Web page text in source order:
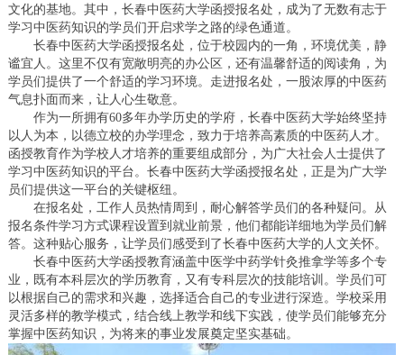
文化的基地。其中，长春中医药大学函授报名处，成为了无数有志于
学习中医药知识的学员们开启求学之路的绿色通道。
长春中医药大学函授报名处，位于校园内的一角，环境优美，静
谧宜人。这里不仅有宽敞明亮的办公区，还有温馨舒适的阅读角，为
学员们提供了一个舒适的学习环境。走进报名处，一股浓厚的中医药
气息扑面而来，让人心生敬意。
作为一所拥有60多年办学历史的学府，长春中医药大学始终坚持
以人为本，以德立校的办学理念，致力于培养高素质的中医药人才。
函授教育作为学校人才培养的重要组成部分，为广大社会人士提供了
学习中医药知识的平台。长春中医药大学函授报名处，正是为广大学
员们提供这一平台的关键枢纽。
在报名处，工作人员热情周到，耐心解答学员们的各种疑问。从
报名条件学习方式课程设置到就业前景，他们都能详细地为学员们解
答。这种贴心服务，让学员们感受到了长春中医药大学的人文关怀。
长春中医药大学函授教育涵盖中医学中药学针灸推拿学等多个专
业，既有本科层次的学历教育，又有专科层次的技能培训。学员们可
以根据自己的需求和兴趣，选择适合自己的专业进行深造。学校采用
灵活多样的教学模式，结合线上教学和线下实践，使学员们能够充分
掌握中医药知识，为将来的事业发展奠定坚实基础。